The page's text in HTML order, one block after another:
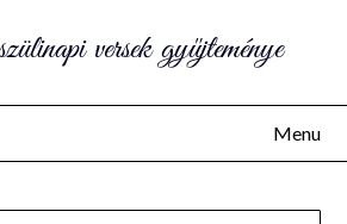
versek gyűjteménye
Menu